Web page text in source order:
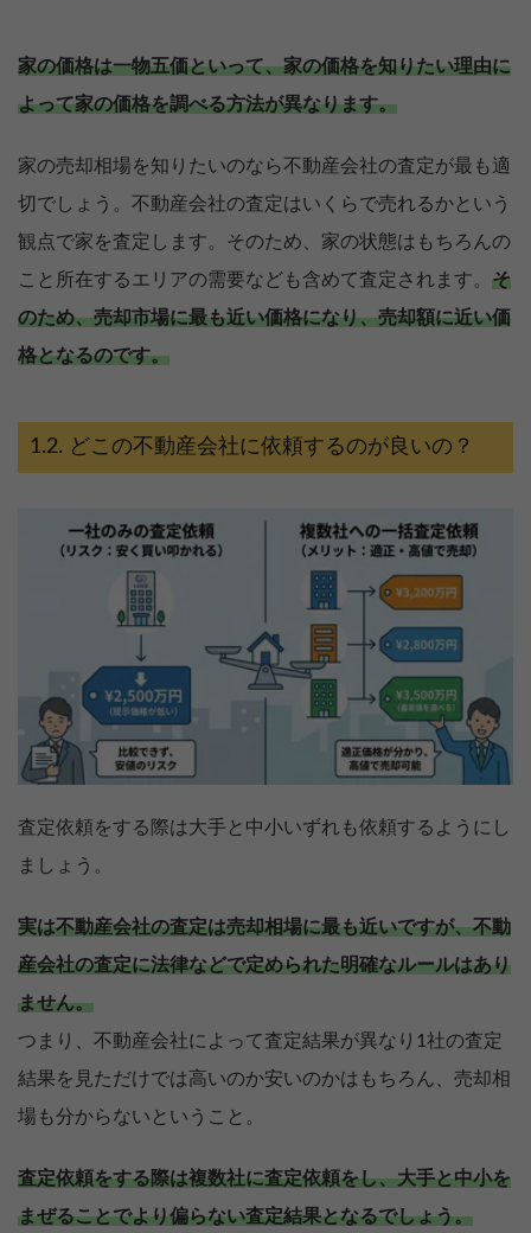
家の価格は一物五価といって、家の価格を知りたい理由に
よって家の価格を調べる方法が異なります。
家の売却相場を知りたいのなら不動産会社の査定が最も適
切でしょう。不動産会社の査定はいくらで売れるかという
観点で家を査定します。そのため、家の状態はもちろんの
こと所在するエリアの需要なども含めて査定されます。 そ
のため、売却市場に最も近い価格になり、売却額に近い価
格となるのです。
どこの不動産会社に依頼するのが良いの？
査定依頼をする際は大手と中小いずれも依頼するようにし
ましょう。
実は不動産会社の査定は売却相場に最も近いですが、不動
産会社の査定に法律などで定められた明確なルールはあり
ません。
つまり、不動産会社によって査定結果が異なり1社の査定
結果を見ただけでは高いのか安いのかはもちろん、売却相
場も分からないということ。
査定依頼をする際は複数社に査定依頼をし、大手と中小を
まぜることでより偏らない査定結果となるでしょう。